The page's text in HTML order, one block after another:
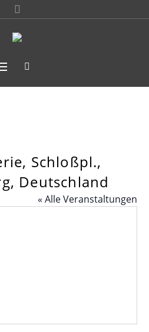
Schloßpl.,
Deutschland
« Alle Veranstaltungen